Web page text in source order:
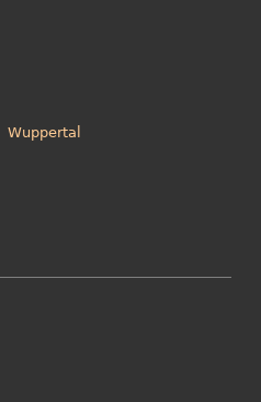
Wuppertal